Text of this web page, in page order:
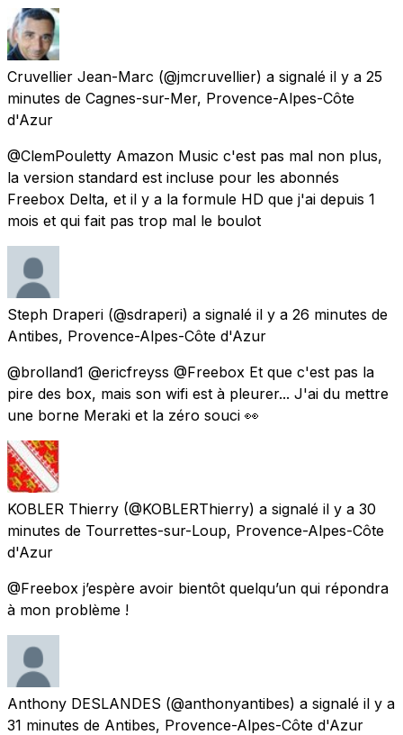
Cruvellier Jean-Marc (@jmcruvellier) a signalé il y a 25
minutes de Cagnes-sur-Mer, Provence-Alpes-Côte
d'Azur
@ClemPouletty Amazon Music c'est pas mal non plus,
la version standard est incluse pour les abonnés
Freebox Delta, et il y a la formule HD que j'ai depuis 1
mois et qui fait pas trop mal le boulot
Steph Draperi (@sdraperi) a signalé il y a 26 minutes de
Antibes, Provence-Alpes-Côte d'Azur
@brolland1 @ericfreyss @Freebox Et que c'est pas la
pire des box, mais son wifi est à pleurer... J'ai du mettre
une borne Meraki et la zéro souci 👀
KOBLER Thierry (@KOBLERThierry) a signalé il y a 30
minutes de Tourrettes-sur-Loup, Provence-Alpes-Côte
d'Azur
@Freebox j’espère avoir bientôt quelqu’un qui répondra
à mon problème !
Anthony DESLANDES (@anthonyantibes) a signalé il y a
31 minutes de Antibes, Provence-Alpes-Côte d'Azur